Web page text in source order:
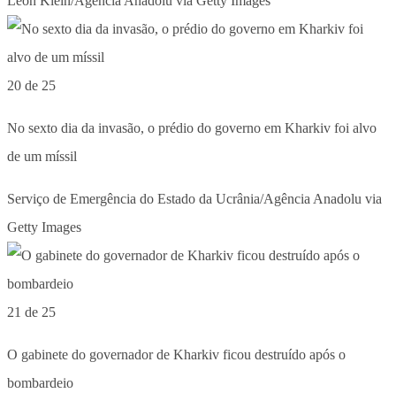
20 de 25
No sexto dia da invasão, o prédio do governo em Kharkiv foi alvo
de um míssil
Serviço de Emergência do Estado da Ucrânia/Agência Anadolu via
Getty Images
21 de 25
O gabinete do governador de Kharkiv ficou destruído após o
bombardeio